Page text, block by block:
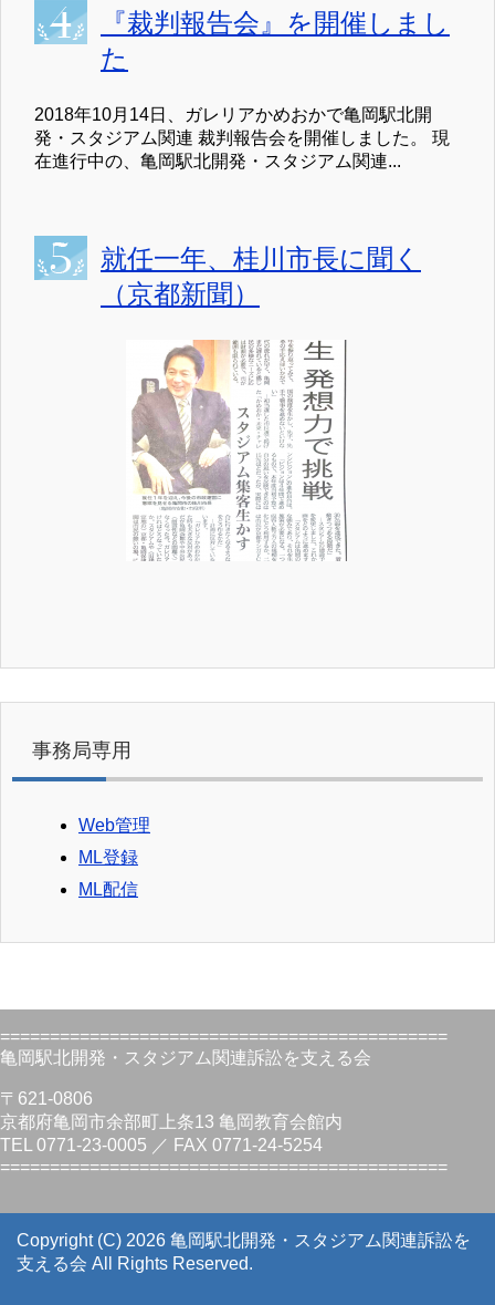
『裁判報告会』を開催しまし
た
2018年10月14日、ガレリアかめおかで亀岡駅北開
発・スタジアム関連 裁判報告会を開催しました。 現
在進行中の、亀岡駅北開発・スタジアム関連...
就任一年、桂川市長に聞く
（京都新聞）
事務局専用
Web管理
ML登録
ML配信
=============================================
亀岡駅北開発・スタジアム関連訴訟を支える会
〒621-0806
京都府亀岡市余部町上条13 亀岡教育会館内
TEL 0771-23-0005 ／ FAX 0771-24-5254
=============================================
Copyright (C) 2026 亀岡駅北開発・スタジアム関連訴訟を
支える会 All Rights Reserved.